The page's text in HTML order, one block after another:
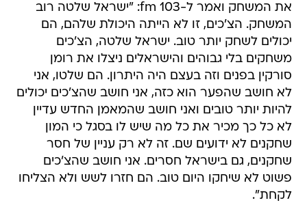
את המשחק ואמר ל-103 fm: "ישראל שלטה רוב
המשחק. הצ'כים, זו לא הייתה היכולת שלהם, הם
יכולים לשחק יותר טוב. ישראל שלטה, הצ'כים
משחקים בלי גבוהים והישראלים ניצלו את רומן
סורקין בפנים וזה בעצם היה היתרון. הם שלטו, אני
לא חושב שהפער הוא כזה, אני חושב שהצ'כים יכולים
להיות יותר טובים ואני חושב שהמאמן החדש עדיין
לא כל כך מכיר את כל מה שיש לו בסגל כי המון
שחקנים לא ידועים שם. זה לא רק עניין של חסר
שחקנים, גם בישראל חסרים. אני חושב שהצ'כים
פשוט לא שיחקו היום טוב. הם חזרו לשש ולא הצליחו
לקחת".